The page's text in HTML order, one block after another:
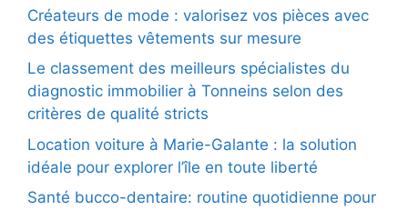
Créateurs de mode : valorisez vos pièces avec
des étiquettes vêtements sur mesure
Le classement des meilleurs spécialistes du
diagnostic immobilier à Tonneins selon des
critères de qualité stricts
Location voiture à Marie-Galante : la solution
idéale pour explorer l’île en toute liberté
Santé bucco-dentaire: routine quotidienne pour